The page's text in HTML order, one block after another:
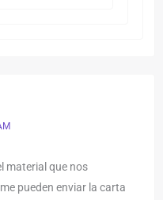
material que nos
pueden enviar la carta